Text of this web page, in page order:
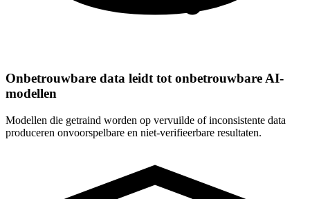
Onbetrouwbare data leidt tot onbetrouwbare AI-
modellen
Modellen die getraind worden op vervuilde of inconsistente data
produceren onvoorspelbare en niet-verifieerbare resultaten.